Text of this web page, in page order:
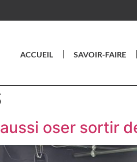
ACCUEIL SAVOIR-FAIRE
aussi oser sortir